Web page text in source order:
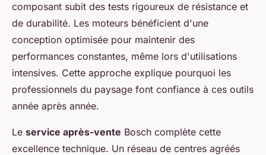
composant subit des tests rigoureux de résistance et
de durabilité. Les moteurs bénéficient d'une
conception optimisée pour maintenir des
performances constantes, même lors d'utilisations
intensives. Cette approche explique pourquoi les
professionnels du paysage font confiance à ces outils
année après année.
Le service après-vente Bosch complète cette
excellence technique. Un réseau de centres agréés